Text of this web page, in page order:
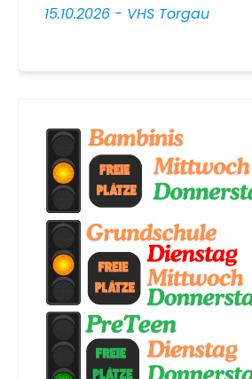
15.10.2026 - VHS Torgau